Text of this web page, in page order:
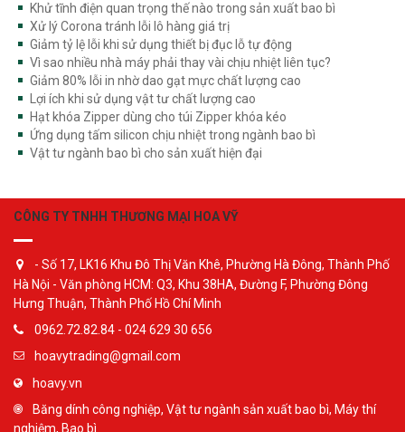
Khử tĩnh điện quan trọng thế nào trong sản xuất bao bì
Xử lý Corona tránh lỗi lô hàng giá trị
Giảm tỷ lệ lỗi khi sử dụng thiết bị đục lỗ tự động
Vì sao nhiều nhà máy phải thay vài chịu nhiệt liên tục?
Giảm 80% lỗi in nhờ dao gạt mực chất lượng cao
Lợi ích khi sử dụng vật tư chất lượng cao
Hạt khóa Zipper dùng cho túi Zipper khóa kéo
Ứng dụng tấm silicon chịu nhiệt trong ngành bao bì
Vật tư ngành bao bì cho sản xuất hiện đại
CÔNG TY TNHH THƯƠNG MẠI HOA VỸ
- Số 17, LK16 Khu Đô Thị Văn Khê, Phường Hà Đông, Thành Phố
Hà Nội - Văn phòng HCM: Q3, Khu 38HA, Đường F, Phường Đông
Hưng Thuận, Thành Phố Hồ Chí Minh
0962.72.82.84 - 024 629 30 656
hoavytrading@gmail.com
hoavy.vn
Băng dính công nghiệp, Vật tư ngành sản xuất bao bì, Máy thí
nghiệm, Bao bì